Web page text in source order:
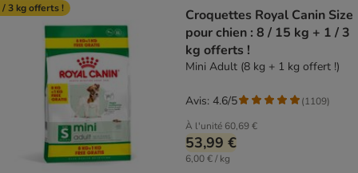
/ 3 kg offerts !
Croquettes Royal Canin Size
pour chien : 8 / 15 kg + 1 / 3
kg offerts !
Mini Adult (8 kg + 1 kg offert !)
À l'unité 60,69 €
53,99 €
6,00 € / kg
Avis: 4.6/5 (1109)